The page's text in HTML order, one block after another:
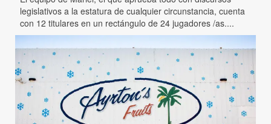
legislativos a la estatura de cualquier circunstancia, cuenta
con 12 titulares en un rectángulo de 24 jugadores /as....